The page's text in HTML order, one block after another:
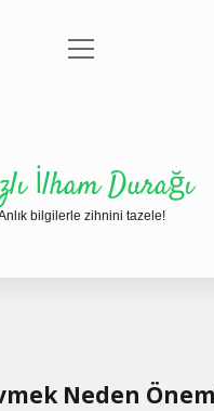
Gizlilik Politikası
menüyü
İlham Durağı
bilgilerle zihnini tazele!
Neden